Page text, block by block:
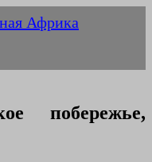
Африка
побережье,